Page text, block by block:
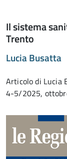
Il sistema
Trento
Lucia Busatta
Articolo di Lucia
4-5/2025,